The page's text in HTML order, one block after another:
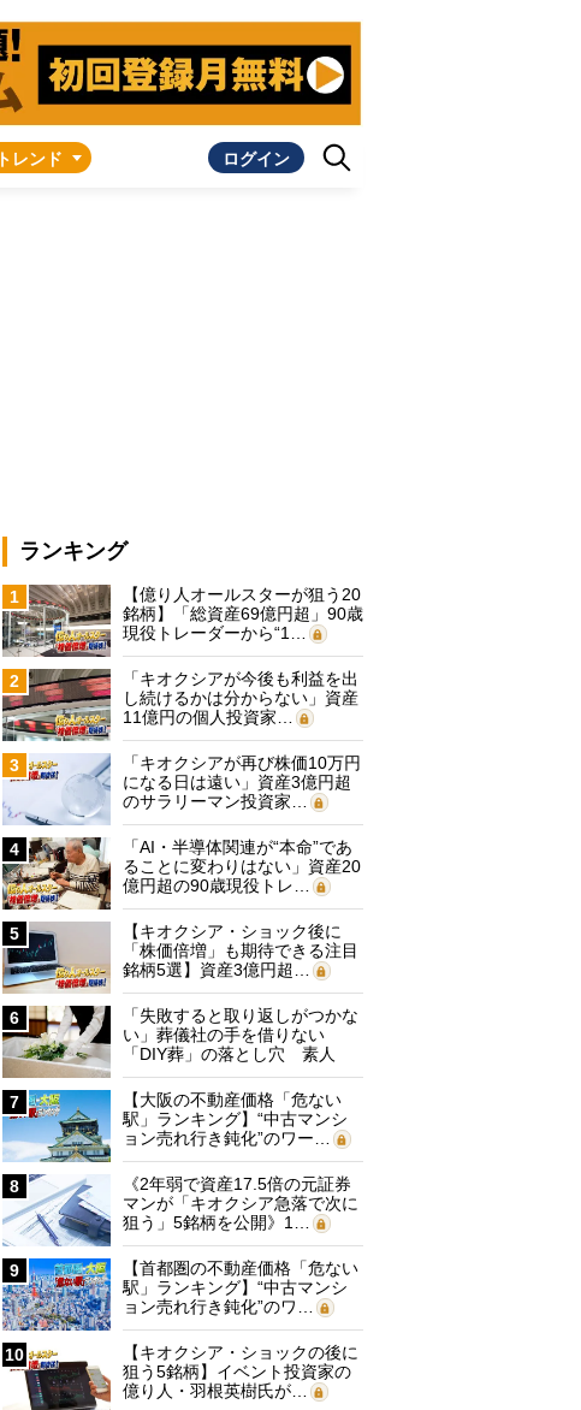
トレンド ログイン
ランキング
1
【億り人オールスターが狙う20
銘柄】「総資産69億円超」90歳
現役トレーダーから“1…
2
「キオクシアが今後も利益を出
し続けるかは分からない」資産
11億円の個人投資家…
3
「キオクシアが再び株価10万円
になる日は遠い」資産3億円超
のサラリーマン投資家…
4
「AI・半導体関連が“本命”であ
ることに変わりはない」資産20
億円超の90歳現役トレ…
5
【キオクシア・ショック後に
「株価倍増」も期待できる注目
銘柄5選】資産3億円超…
6
「失敗すると取り返しがつかな
い」葬儀社の手を借りない
「DIY葬」の落とし穴 素人
に…
7
【大阪の不動産価格「危ない
駅」ランキング】“中古マンシ
ョン売れ行き鈍化”のワー…
8
《2年弱で資産17.5倍の元証券
マンが「キオクシア急落で次に
狙う」5銘柄を公開》1…
9
【首都圏の不動産価格「危ない
駅」ランキング】“中古マンシ
ョン売れ行き鈍化”のワ…
10
【キオクシア・ショックの後に
狙う5銘柄】イベント投資家の
億り人・羽根英樹氏が…